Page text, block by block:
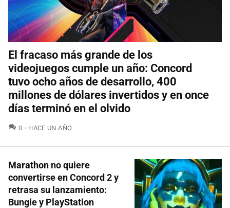
El fracaso más grande de los
videojuegos cumple un año: Concord
tuvo ocho años de desarrollo, 400
millones de dólares invertidos y en once
días terminó en el olvido
0 COMENTARIOS
HACE UN AÑO
Marathon no quiere
convertirse en Concord 2 y
retrasa su lanzamiento:
Bungie y PlayStation